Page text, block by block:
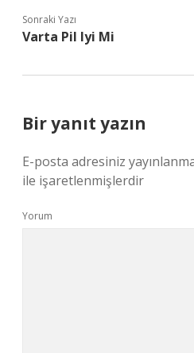
Sonraki Yazı
Varta Pil Iyi Mi
Bir yanıt yazın
E-posta adresiniz
ile işaretlenmişlerdir
Yorum